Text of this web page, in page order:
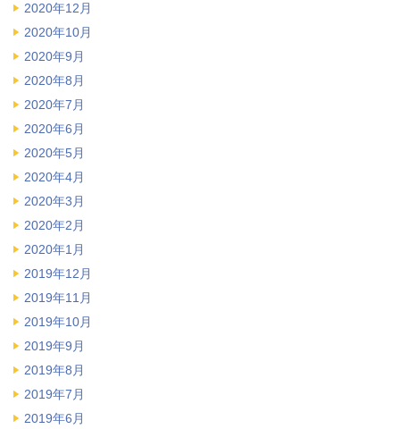
2020年12月
2020年10月
2020年9月
2020年8月
2020年7月
2020年6月
2020年5月
2020年4月
2020年3月
2020年2月
2020年1月
2019年12月
2019年11月
2019年10月
2019年9月
2019年8月
2019年7月
2019年6月